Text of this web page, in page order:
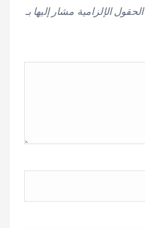
الحقول الإلزامية مشار إليها بـ